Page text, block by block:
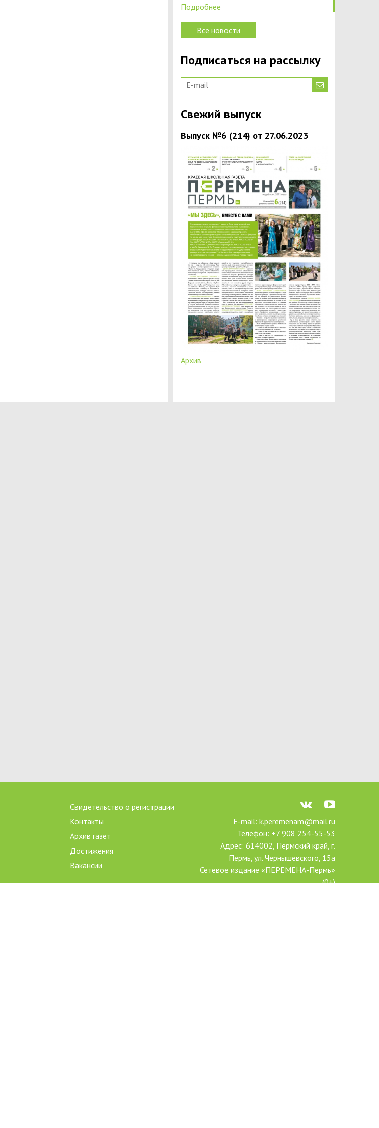
Подробнее
Все новости
Подписаться на рассылку
Свежий выпуск
Выпуск №6 (214) от 27.06.2023
Архив
Свидетельство о регистрации
Контакты
Архив газет
Достижения
Вакансии
E-mail: k.peremenam@mail.ru
Телефон: +7 908 254-55-53
Адрес: 614002, Пермский край, г.
Пермь, ул. Чернышевского, 15а
Сетевое издание «ПЕРЕМЕНА-Пермь»
(0+)